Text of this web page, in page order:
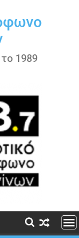
1989